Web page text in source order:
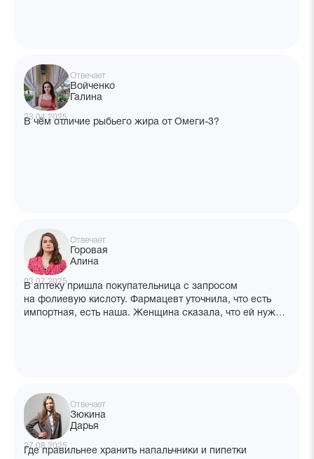
Отвечает
Войченко
Галина
23.04.2025
В чём отличие рыбьего жира от Омеги-3?
Отвечает
Горовая
Алина
03.07.2025
В аптеку пришла покупательница с запросом
на фолиевую кислоту. Фармацевт уточнила, что есть
импортная, есть наша. Женщина сказала, что ей нужна
было указано, что это БАД. Как поступить в таком
случае фармацевту?
Отвечает
Зюкина
Дарья
27.08.2025
Где правильнее хранить напальчники и пипетки